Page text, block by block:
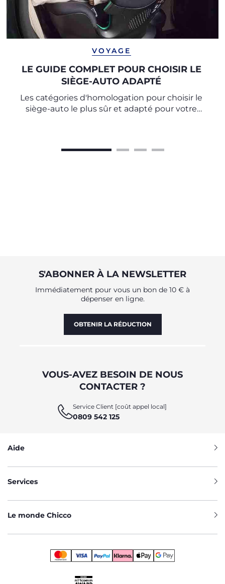
VOYAGE
LE GUIDE COMPLET POUR CHOISIR LE
SIÈGE-AUTO ADAPTÉ
Les catégories d'homologation pour choisir le
siège-auto le plus sûr et adapté pour votre
S'ABONNER À LA NEWSLETTER
Immédiatement pour vous un bon de 10 € à
dépenser en ligne.
OBTENIR LA RÉDUCTION
VOUS-AVEZ BESOIN DE NOUS
CONTACTER ?
Service Client [coût appel local]
0809 542 125
Aide
Services
Le monde Chicco